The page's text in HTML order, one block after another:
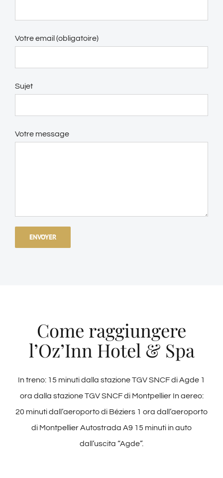
Votre email (obligatoire)
Sujet
Votre message
Come raggiungere
l’Oz’Inn Hotel & Spa
In treno: 15 minuti dalla stazione TGV SNCF di Agde 1
ora dalla stazione TGV SNCF di Montpellier In aereo:
20 minuti dall’aeroporto di Béziers 1 ora dall’aeroporto
di Montpellier Autostrada A9 15 minuti in auto
dall’uscita “Agde”.